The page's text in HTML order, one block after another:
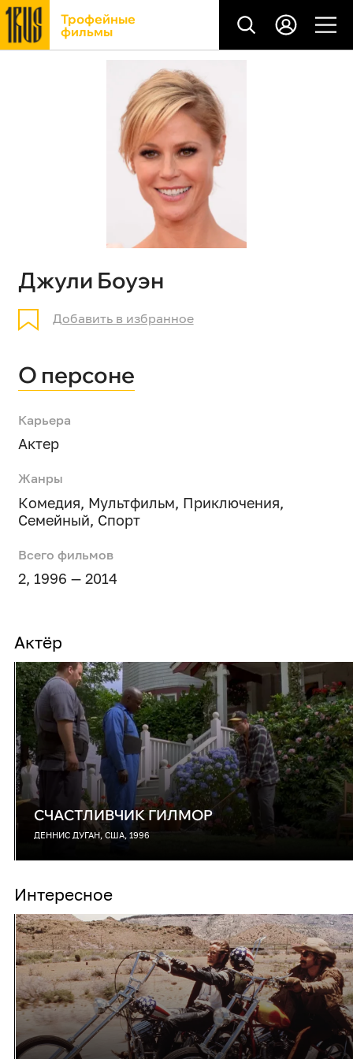
Трофейные
фильмы
Джули Боуэн
Добавить в избранное
О персоне
Карьера
Актер
Жанры
Комедия, Мультфильм, Приключения,
Семейный, Спорт
Всего фильмов
2, 1996 — 2014
Актёр
СЧАСТЛИВЧИК ГИЛМОР
ДЕННИС ДУГАН, США, 1996
Интересное